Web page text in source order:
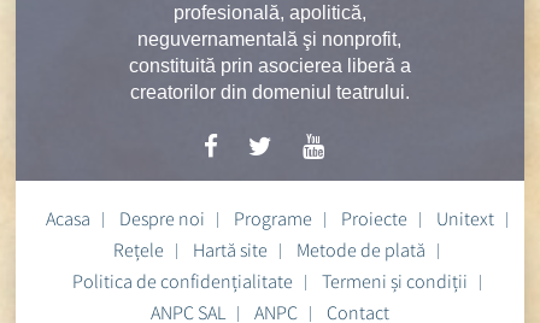
profesională, apolitică,
neguvernamentală şi nonprofit,
constituită prin asocierea liberă a
creatorilor din domeniul teatrului.
Acasa Despre noi Programe Proiecte
Unitext
Rețele
Hartă site
Metode de plată
Politica de confidențialitate
Termeni și condiții
ANPC SAL
ANPC Contact